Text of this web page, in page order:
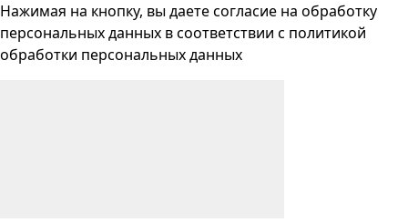
Нажимая на кнопку, вы даете согласие на обработку
персональных данных в соответствии с политикой
обработки персональных данных